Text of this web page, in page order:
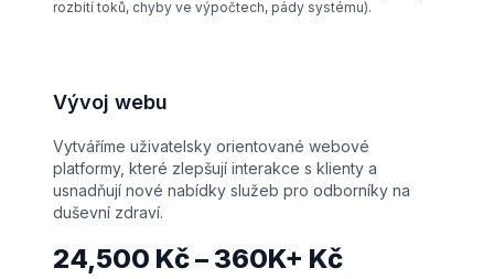
rozbití toků, chyby ve výpočtech, pády systému).
Vývoj webu
Vytváříme uživatelsky orientované webové
platformy, které zlepšují interakce s klienty a
usnadňují nové nabídky služeb pro odborníky na
duševní zdraví.
24,500 Kč – 360K+ Kč